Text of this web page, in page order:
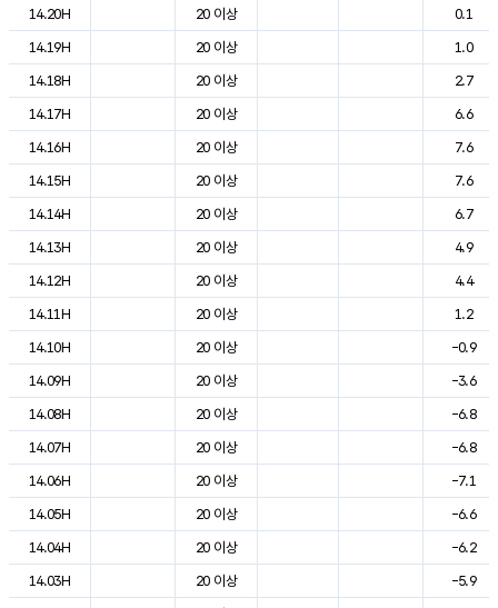
14.20H
20 이상
0.1
14.19H
20 이상
1.0
14.18H
20 이상
2.7
14.17H
20 이상
6.6
14.16H
20 이상
7.6
14.15H
20 이상
7.6
14.14H
20 이상
6.7
14.13H
20 이상
4.9
14.12H
20 이상
4.4
14.11H
20 이상
1.2
14.10H
20 이상
-0.9
14.09H
20 이상
-3.6
14.08H
20 이상
-6.8
14.07H
20 이상
-6.8
14.06H
20 이상
-7.1
14.05H
20 이상
-6.6
14.04H
20 이상
-6.2
14.03H
20 이상
-5.9